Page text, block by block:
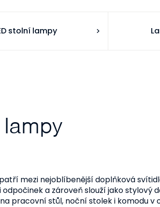
stolní lampy
mezi nejoblíbenější doplňková
odpočinek a zároveň slouží jako stylový
pracovní stůl, noční stolek i komodu v